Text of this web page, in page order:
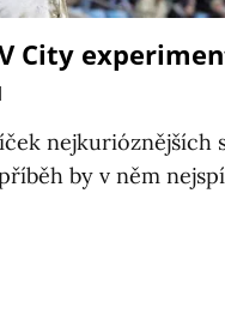
City
nejkurióznějších
by v něm